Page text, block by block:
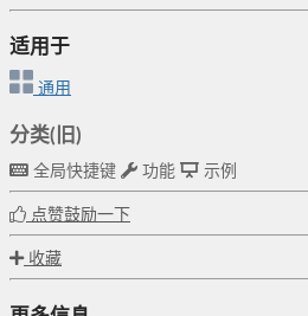
适用于
通用
分类(旧)
全局快捷键 功能 示例
点赞鼓励一下
收藏